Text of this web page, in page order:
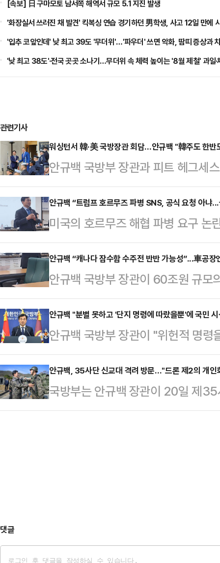
[속보] 日 구마모토 남서쪽 해역서 규모 5.1 지진 발생
'화장실서 쓰러진 채 발견' 킥복싱 연습 경기하던 男학생, 사고 12일 만에
'입추 코앞인데' 낮 최고 39도 '무더위'…'파우더' 쓰면 악화, 땀띠 증상과
'낮 최고 38도'·전국 곳곳 소나기…무더위 속 체력 높이는 '8월 제철' 과일·
관련기사
워싱턴서 韓·美 국방장관 회담…안규백 "韓주도 한반
안규백 국방부 장관과 피트 헤그세
간) 미국 워싱턴DC에서 회담했다.
쟁부 청사에서 회담했다. 두 사람
제57차 한미안보협의회의(SCM)
에 앞서 모두발언을 통해 대이란 군
동맹의 굳건함은 매우 중요하며 우
길 기대한다”며 “모든 동맹국이 진
의 기반을 다지고…
안규백 “트럼프 호르무즈 파병 SNS, 공식 요청 아냐
미국의 호르무즈 해협 파병 요구 논
선을 그었다. 국방부는 도널드 트
을 두고도 “공식 요청으로 보기 어
사안이라고 설명했다.안규백 국방
협 함정 파병에 관한 공식 요청을
국방위원회에 출석해 관련 질의에
해 함정 파병을 언급한 데 대해
판단하지 …
안규백 “캐나다 잠수함 수주전 반반 가능성”...車공장
안규백 국방부 장관이 60조원 규모
(CPSP) 수주전에 대해 “가능성 반
다”고 밝혔다.안 장관은 15일 국회
ESG 활성화 정책 토론회’ 참석 후
황에 대해 “현재 가능성은 반반으
움직이기 때문에 여러 기대를 하고
사업은 3000톤(t)급 잠수함 8~12
리나라에…
안규백 "분별 못하고 '단지 명령에 따랐을뿐'에 국민
안규백 국방부 장관이 "위헌적 명
뿐'이라는 내란 가담 장성들의 태도
들었다"고 말했다.안 장관은 3일 오
'12·3 비상계엄' 1년 계기 전군주요
무게'를 느끼면서 결심하고, 결심에
안규백, 35사단 신교대 격려 방문…"드론 제2의 개인
국방부는 안규백 장관이 20일 제
현장을 확인하고 장병들을 격려했
댓글